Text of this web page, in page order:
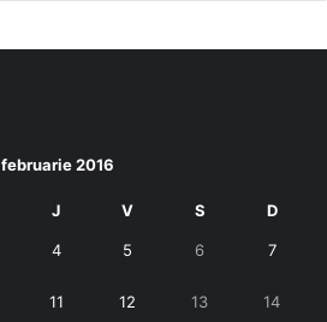
februarie 2016
J V S D
4 5 6 7
11 12 13 14